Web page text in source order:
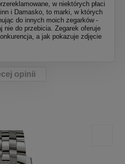
w niektórych płaci
i Damasko, to marki, w których
do innych moich zegarków -
do przebicia. Zegarek oferuje
a jak pokazuje zdjęcie
opinii